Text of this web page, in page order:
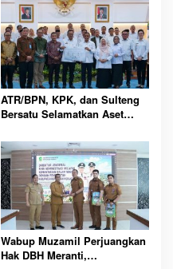
ATR/BPN, KPK, dan Sulteng
Bersatu Selamatkan Aset
Wabup Muzamil Perjuangkan
Hak DBH Meranti,